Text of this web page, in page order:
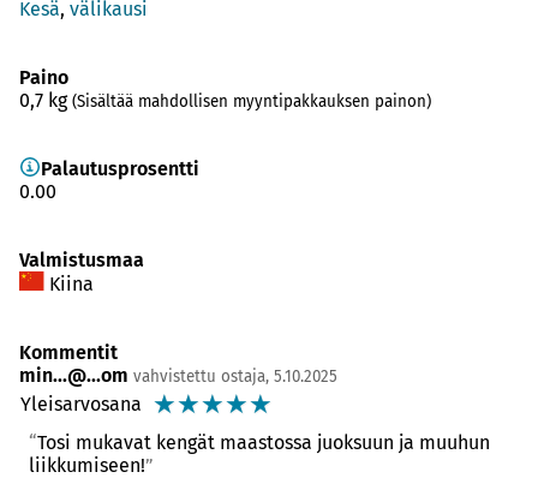
Kesä, välikausi
Paino
0,7 kg (Sisältää mahdollisen myyntipakkauksen painon)
Palautusprosentti
0.00
Valmistusmaa
Kiina
Kommentit
min...@...om vahvistettu ostaja, 5.10.2025
Yleisarvosana ☆☆☆☆☆
Tosi mukavat kengät maastossa juoksuun ja muuhun
liikkumiseen!